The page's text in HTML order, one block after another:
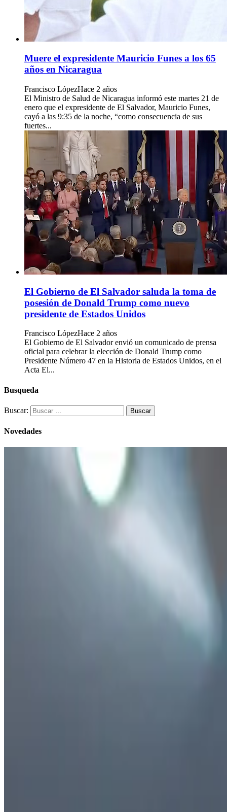
Muere el expresidente Mauricio Funes a los 65
años en Nicaragua
Francisco LópezHace 2 años
El Ministro de Salud de Nicaragua informó este martes 21 de
enero que el expresidente de El Salvador, Mauricio Funes,
cayó a las 9:35 de la noche, “como consecuencia de sus
fuertes...
El Gobierno de El Salvador saluda la toma de
posesión de Donald Trump como nuevo
presidente de Estados Unidos
Francisco LópezHace 2 años
El Gobierno de El Salvador envió un comunicado de prensa
oficial para celebrar la elección de Donald Trump como
Presidente Número 47 en la Historia de Estados Unidos, en el
Acta El...
Busqueda
Buscar:
Novedades